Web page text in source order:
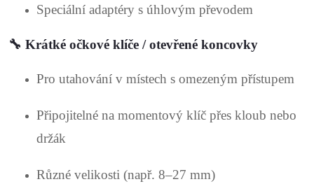
Speciální adaptéry s úhlovým převodem
🔧 Krátké očkové klíče / otevřené koncovky
Pro utahování v místech s omezeným přístupem
Připojitelné na momentový klíč přes kloub nebo
držák
Různé velikosti (např. 8–27 mm)